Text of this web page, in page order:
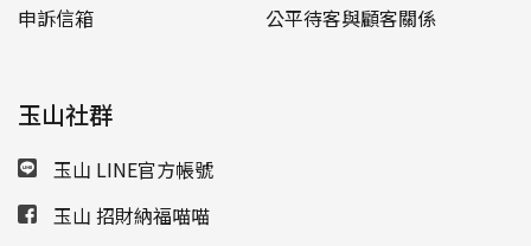
申訴信箱
公平待客與顧客關係
玉山社群
玉山 LINE官方帳號
玉山 招財納福喵喵